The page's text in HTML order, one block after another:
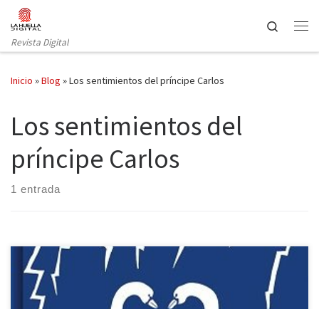
Saltar al contenido
Revista Digital
Search
Inicio »Blog »Los sentimientos del príncipe Carlos
Los sentimientos del
príncipe Carlos
1 entrada
La editorial Reservoir Books, sello del grupo editorial Penguin